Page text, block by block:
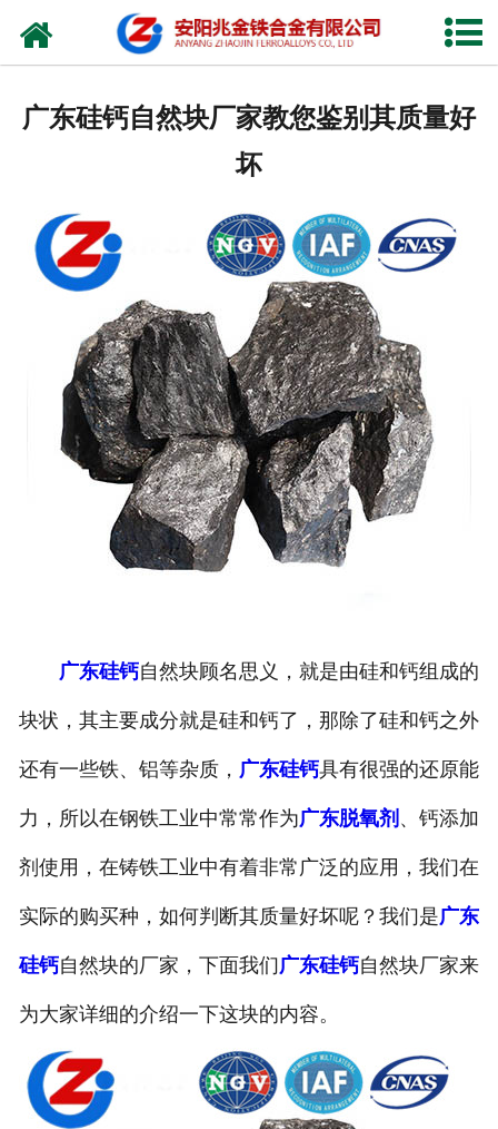
网站首页
厂容厂貌
视频中心
联系我们
广东硅钙自然块厂家教您鉴别其质量好
坏
广东硅钙自然块顾名思义，就是由硅和钙组成的
块状，其主要成分就是硅和钙了，那除了硅和钙之外
还有一些铁、铝等杂质， 广东硅钙具有很强的还原能
力，所以在钢铁工业中常常作为广东脱氧剂 、钙添加
剂使用，在铸铁工业中有着非常广泛的应用，我们在
实际的购买种，如何判断其质量好坏呢？我们是广东
硅钙自然块的厂家，下面我们广东硅钙自然块厂家来
为大家详细的介绍一下这块的内容。